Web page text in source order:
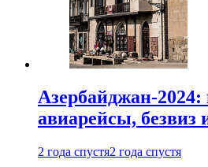
Азербайджан-
авиарейсы, безвиз
2 года спустя2 года спустя